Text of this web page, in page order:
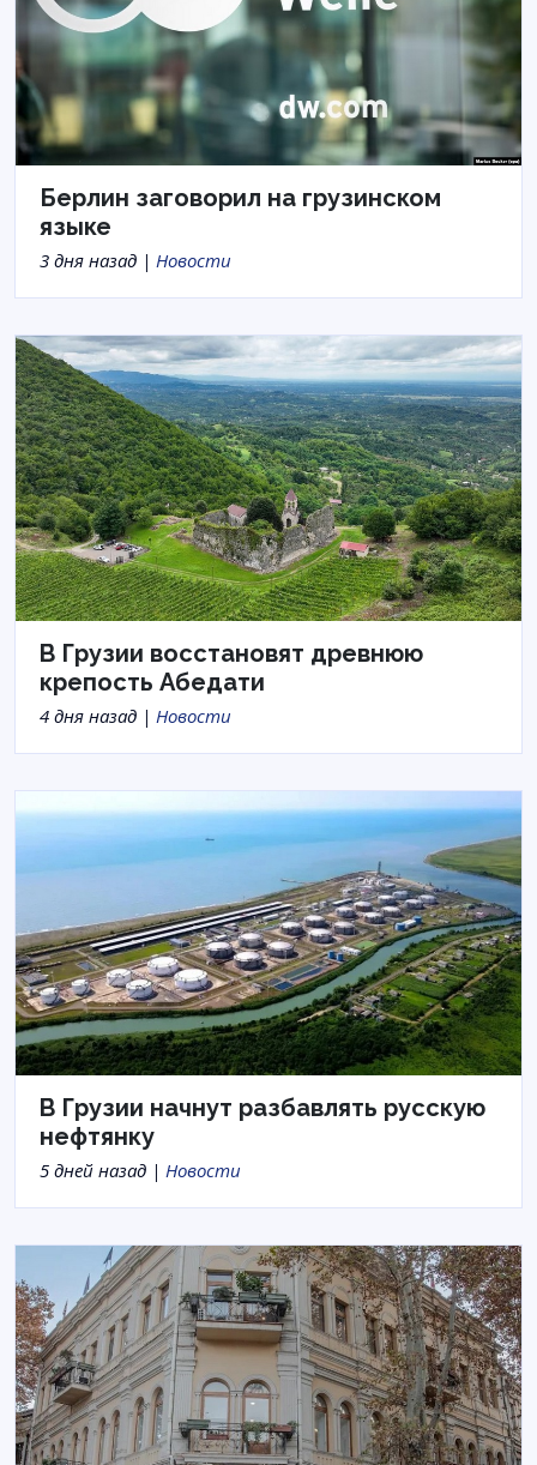
Берлин заговорил на грузинском
языке
3 дня назад | Новости
В Грузии восстановят древнюю
крепость Абедати
4 дня назад | Новости
В Грузии начнут разбавлять русскую
нефтянку
5 дней назад | Новости